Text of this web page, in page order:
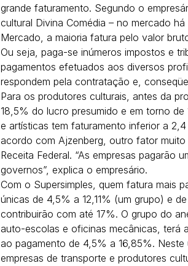
grande faturamento. Segundo o
cultural Divina Comédia – no mercado
Mercado, a maioria fatura pelo valor
Ou seja, paga-se inúmeros impostos e
pagamentos efetuados aos diversos
respondem pela contratação e,
Para os produtores culturais, antes da
18,5% do lucro presumido e em torno
e artísticas tem faturamento inferior a
acordo com Ajzenberg, outro fator
Receita Federal. “As empresas pagarão
governos”, explica o empresário.
Com o Supersimples, quem fatura mais
únicas de 4,5% a 12,11% (um grupo) e
contribuirão com até 17%. O grupo do
auto-escolas e oficinas mecânicas, terá
ao pagamento de 4,5% a 16,85%.
empresas de transporte e produtores